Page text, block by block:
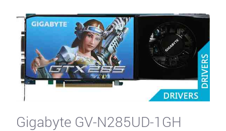
Gigabyte GV-N285UD-1GH